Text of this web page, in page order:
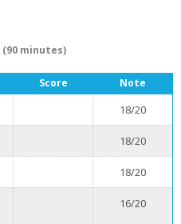
(90 minutes)
Score Note
18/20
18/20
18/20
16/20